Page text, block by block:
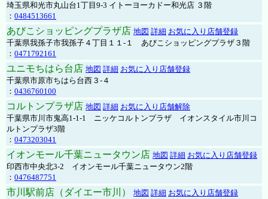
埼玉県和光市丸山台1丁目9-3 イトーヨーカドー和光店 ３階
： 0484513661
あびこショッピングプラザ店 地図 詳細 お気に入り店舗登録
千葉県我孫子市我孫子４丁目１１-１ あびこショッピングプラザ３階
： 0471792161
ユニモちはら台店 地図 詳細 お気に入り店舗登録
千葉県市原市ちはら台西３-４
： 0436760100
コルトンプラザ店 地図 詳細 お気に入り店舗解除
千葉県市川市鬼高1-1-1 ニッケコルトンプラザ イオンスタイル市川コ
ルトンプラザ3階
： 0473203041
イオンモール千葉ニュータウン店 地図 詳細 お気に入り店舗登録
印西市中央北3-2 イオンモール千葉ニュータウン2階
： 0476487751
市川駅前店（ダイエー市川） 地図 詳細 お気に入り店舗登録